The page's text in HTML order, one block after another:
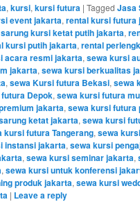
,kursi,kursi futura |Tagged Jasa
event jakarta,rental kursi futura
kursi ketat putih jakarta,
kursi putih jakarta,rental
acara resmi jakarta,sewa kursi
jakarta,sewa kursi berkualitas
,sewa Kursi futura Bekasi,sewa
Depok,sewa kursi futura
jakarta,sewa kursi futura
ketat jakarta,sewa kursi
kursi futura Tangerang,sewa
instansi jakarta,sewa kursi
,sewa kursi seminar jakarta,
,sewa kursi untuk konferensi
produk jakarta,sewa kursi
| Leave a reply